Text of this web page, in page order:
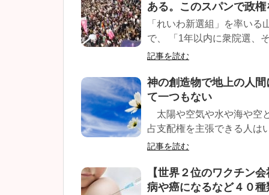
ある。このスパンで政
「れいわ新選組」を率い
で、 「1年以内に衆院選、
記事を読む
神の創造物で地上の人
て一つもない
太陽や空気や水や海や空
占支配権を主張できる人
記事を読む
【世界２位のワクチン
病や癌になるなど４０